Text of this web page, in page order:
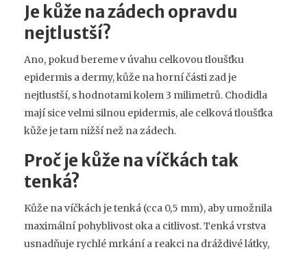
Je kůže na zádech opravdu
nejtlustší?
Ano, pokud bereme v úvahu celkovou tloušťku
epidermis a dermy, kůže na horní části zad je
nejtlustší, s hodnotami kolem 3 milimetrů. Chodidla
mají sice velmi silnou epidermis, ale celková tloušťka
kůže je tam nižší než na zádech.
Proč je kůže na víčkách tak
tenká?
Kůže na víčkách je tenká (cca 0,5 mm), aby umožnila
maximální pohyblivost oka a citlivost. Tenká vrstva
usnadňuje rychlé mrkání a reakci na dráždivé látky,